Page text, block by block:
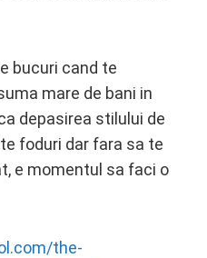
bucuri cand te
mare de bani in
depasirea stilului de
foduri dar fara sa te
e momentul sa faci o
the-